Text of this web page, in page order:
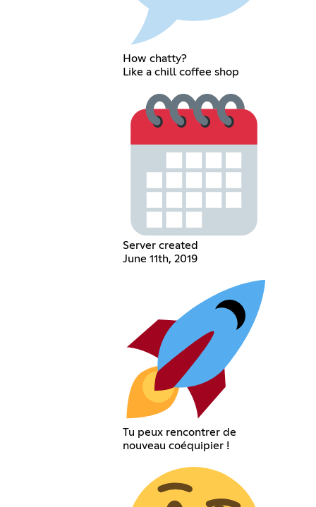
How chatty?
Like a chill coffee shop
Server created
June 11th, 2019
Tu peux rencontrer de
nouveau coéquipier !